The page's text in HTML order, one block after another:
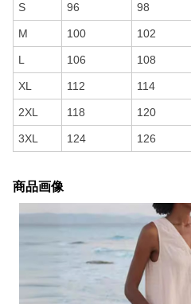
S 96 98
M 100 102
L 106 108
XL 112 114
2XL 118 120
3XL 124 126
商品画像